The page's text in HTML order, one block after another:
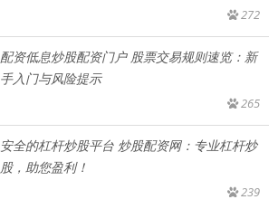
272
配资低息炒股配资门户 股票交易规则速览：新
手入门与风险提示
265
安全的杠杆炒股平台 炒股配资网：专业杠杆炒
股，助您盈利！
239